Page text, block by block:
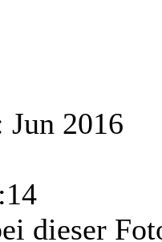
2016
dieser